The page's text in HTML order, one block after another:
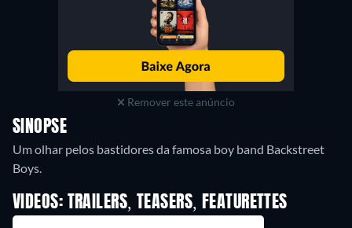
Remover este anúncio
SINOPSE
Um olhar pelos bastidores da famosa boy band Backstreet
VIDEOS: TRAILERS, TEASERS, FEATURETTES